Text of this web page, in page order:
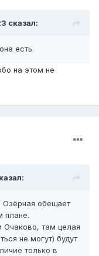
сказал:
есть.
на этом не
Озёрная обещает
плане.
Очаково, там целая
не могут) будут
только в